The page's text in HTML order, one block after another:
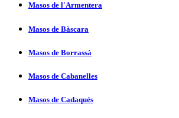
Masos de l'Armentera
Masos de Bàscara
Masos de Borrassà
Masos de Cabanelles
Masos de Cadaqués